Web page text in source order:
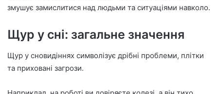
n
a
i
змушує замислитися над людьми та ситуаціями навколо.
Щур у сні: загальне значення
Щур у сновидіннях символізує дрібні проблеми, плітки
та приховані загрози.